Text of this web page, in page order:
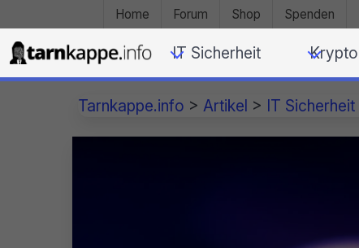
Home Forum Shop Spenden
IT Sicherheit Krypto
Tarnkappe.info > Artikel > IT Sicherheit